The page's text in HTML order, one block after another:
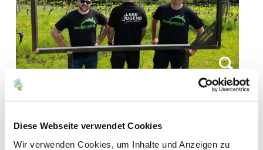
Diese Webseite verwendet Cookies
Wir verwenden Cookies, um Inhalte und Anzeigen zu